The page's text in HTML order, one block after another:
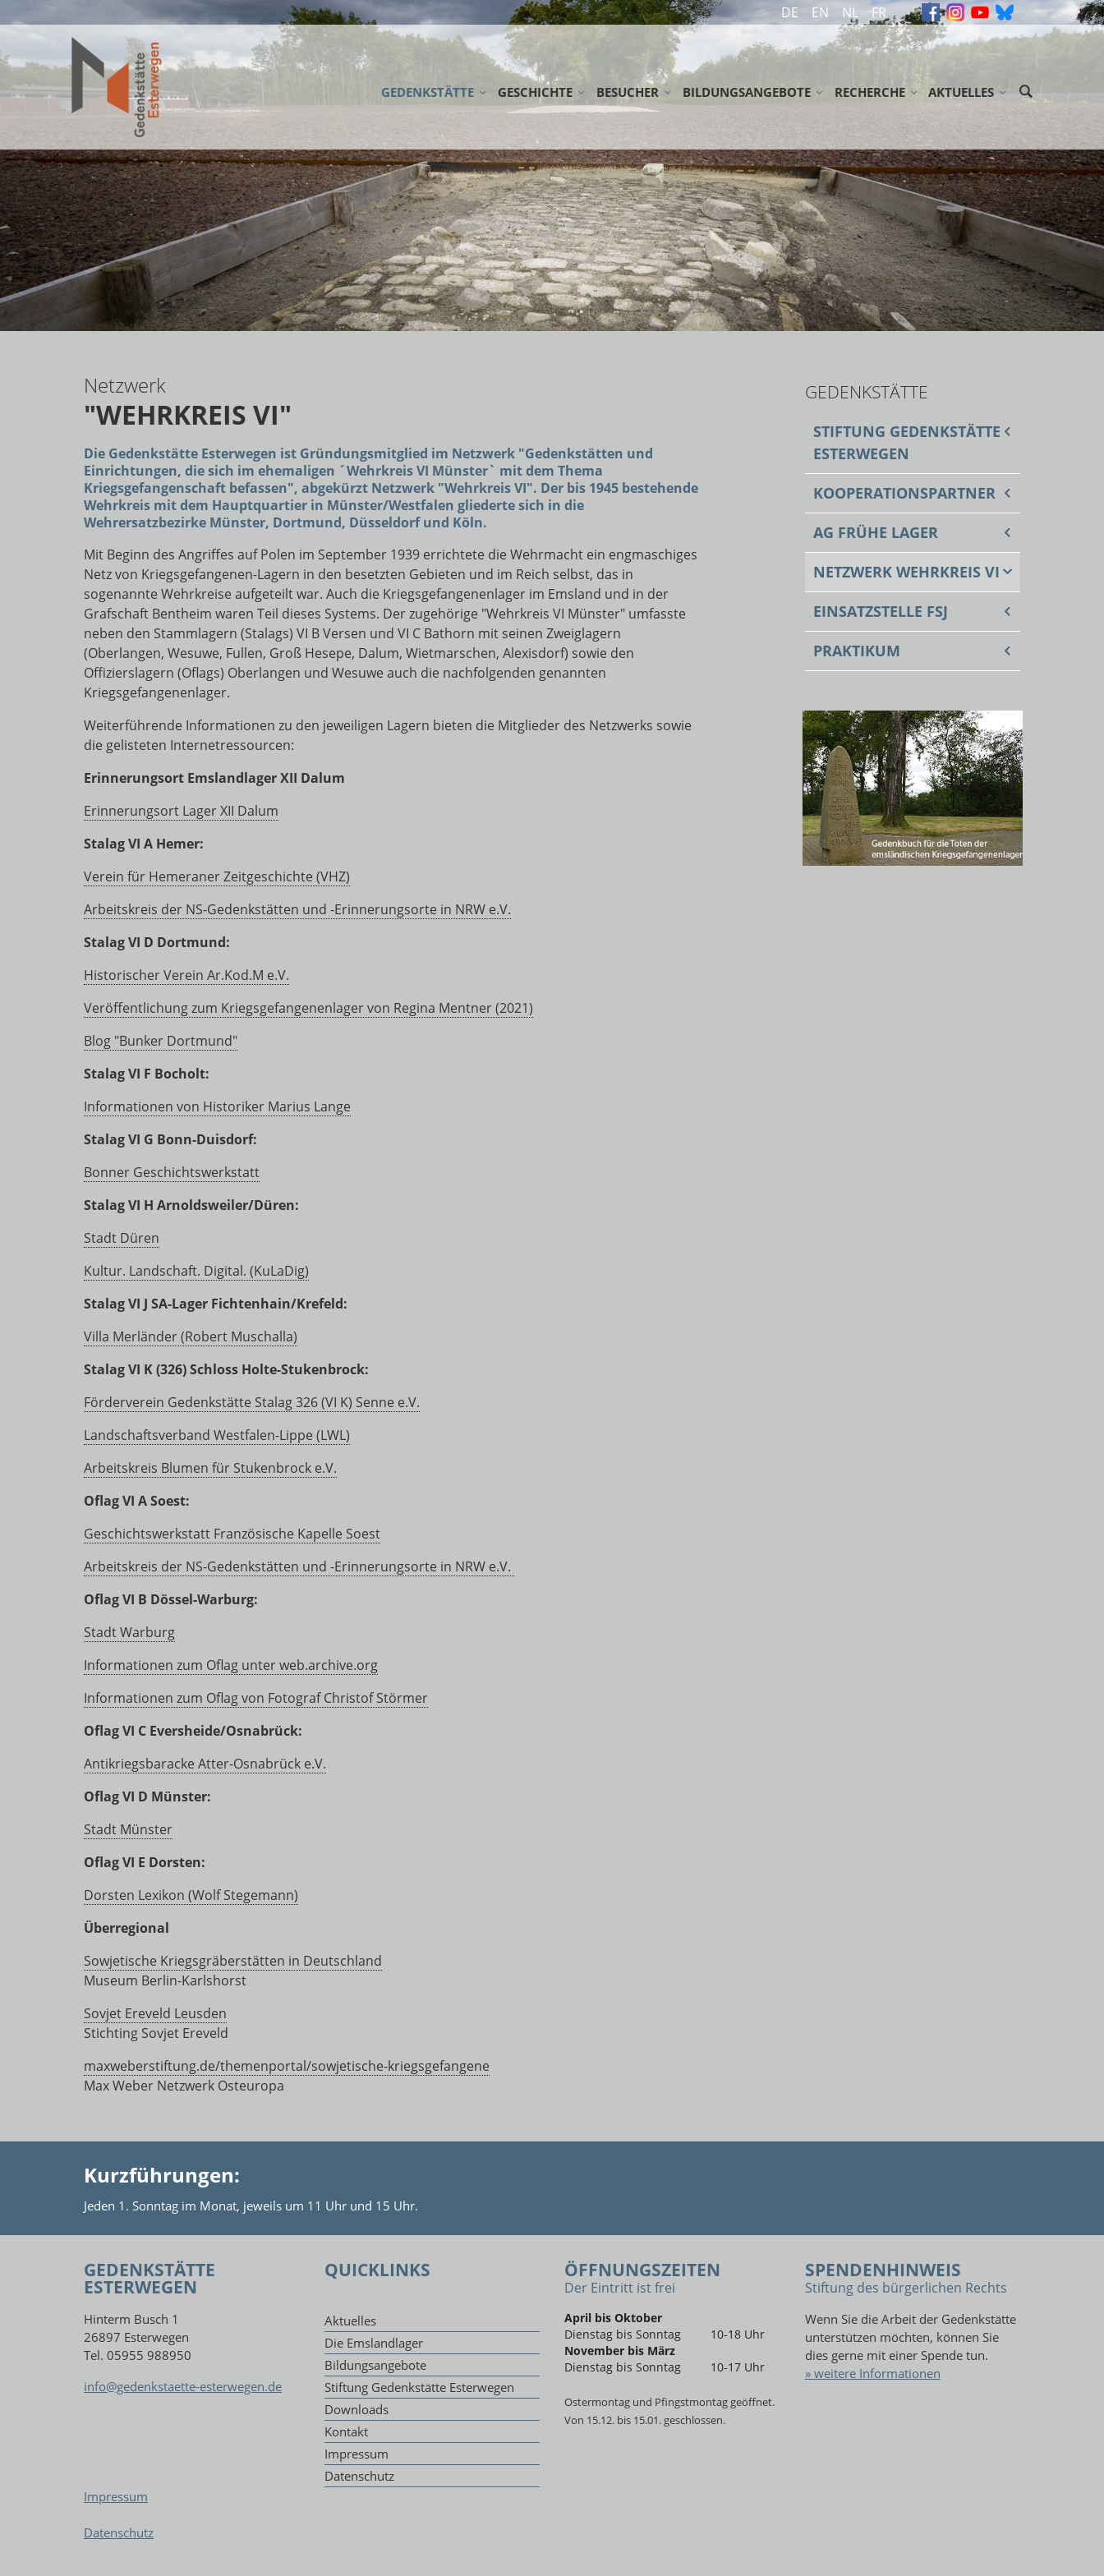
DE EN NL FR
GEDENKSTÄTTE
STIFTUNG GEDENKSTÄTTE ESTERWEGEN
KOOPERATIONSPARTNER
AG FRÜHE LAGER
NETZWERK WEHRKREIS VI
EINSATZSTELLE FSJ
PRAKTIKUM
GESCHICHTE
LAGER ESTERWEGEN
DIE EMSLANDLAGER
LAGERFRIEDHÖFE
BESUCHER
ANREISE
RUNDWEG
DOWNLOADS
ÖFFENTLICHE FÜHRUNGEN
SPENDEN
BILDUNGSANGEBOTE
SCHULKLASSEN / JUGENDGRUPPEN
ERWACHSENENGRUPPEN
FÖRDERMÖGLICHKEITEN/ ZUSCHÜSSE
NEDERLANDSE GROEPEN
WANDERAUSSTELLUNG 'ABGEURTEILT!'
RECHERCHE
GEDENKBÜCHER
BIBLIOTHEK
LITERATUR
AKTUELLES
MELDUNGEN
VERANSTALTUNGEN
NEWSLETTER
Netzwerk
"WEHRKREIS VI"
Die Gedenkstätte Esterwegen ist Gründungsmitglied im Netzwerk "Gedenkstätten und
Einrichtungen, die sich im ehemaligen ´Wehrkreis VI Münster` mit dem Thema
Kriegsgefangenschaft befassen", abgekürzt Netzwerk "Wehrkreis VI". Der bis 1945 bestehende
Wehrkreis mit dem Hauptquartier in Münster/Westfalen gliederte sich in die
Wehrersatzbezirke Münster, Dortmund, Düsseldorf und Köln.
Mit Beginn des Angriffes auf Polen im September 1939 errichtete die Wehrmacht ein engmaschiges
Netz von Kriegsgefangenen-Lagern in den besetzten Gebieten und im Reich selbst, das in
sogenannte Wehrkreise aufgeteilt war. Auch die Kriegsgefangenenlager im Emsland und in der
Grafschaft Bentheim waren Teil dieses Systems. Der zugehörige "Wehrkreis VI Münster" umfasste
neben den Stammlagern (Stalags) VI B Versen und VI C Bathorn mit seinen Zweiglagern
(Oberlangen, Wesuwe, Fullen, Groß Hesepe, Dalum, Wietmarschen, Alexisdorf) sowie den
Offizierslagern (Oflags) Oberlangen und Wesuwe auch die nachfolgenden genannten
Kriegsgefangenenlager.
Weiterführende Informationen zu den jeweiligen Lagern bieten die Mitglieder des Netzwerks sowie
die gelisteten Internetressourcen:
Erinnerungsort Emslandlager XII Dalum
Erinnerungsort Lager XII Dalum
Stalag VI A Hemer:
Verein für Hemeraner Zeitgeschichte (VHZ)
Arbeitskreis der NS-Gedenkstätten und -Erinnerungsorte in NRW e.V.
Stalag VI D Dortmund:
Historischer Verein Ar.Kod.M e.V.
Veröffentlichung zum Kriegsgefangenenlager von Regina Mentner (2021)
Blog "Bunker Dortmund"
Stalag VI F Bocholt:
Informationen von Historiker Marius Lange
Stalag VI G Bonn-Duisdorf:
Bonner Geschichtswerkstatt
Stalag VI H Arnoldsweiler/Düren:
Stadt Düren
Kultur. Landschaft. Digital. (KuLaDig)
Stalag VI J SA-Lager Fichtenhain/Krefeld:
Villa Merländer (Robert Muschalla)
Stalag VI K (326) Schloss Holte-Stukenbrock:
Förderverein Gedenkstätte Stalag 326 (VI K) Senne e.V.
Landschaftsverband Westfalen-Lippe (LWL)
Arbeitskreis Blumen für Stukenbrock e.V.
Oflag VI A Soest:
Geschichtswerkstatt Französische Kapelle Soest
Arbeitskreis der NS-Gedenkstätten und -Erinnerungsorte in NRW e.V.
Oflag VI B Dössel-Warburg:
Stadt Warburg
Informationen zum Oflag unter web.archive.org
Informationen zum Oflag von Fotograf Christof Störmer
Oflag VI C Eversheide/Osnabrück:
Antikriegsbaracke Atter-Osnabrück e.V.
Oflag VI D Münster:
Stadt Münster
Oflag VI E Dorsten:
Dorsten Lexikon (Wolf Stegemann)
Überregional
Sowjetische Kriegsgräberstätten in Deutschland
Museum Berlin-Karlshorst
Sovjet Ereveld Leusden
Stichting Sovjet Ereveld
maxweberstiftung.de/themenportal/sowjetische-kriegsgefangene
Max Weber Netzwerk Osteuropa
GEDENKSTÄTTE
STIFTUNG GEDENKSTÄTTE
ESTERWEGEN
KOOPERATIONSPARTNER
AG FRÜHE LAGER
NETZWERK WEHRKREIS VI
EINSATZSTELLE FSJ
PRAKTIKUM
Kurzführungen:
Jeden 1. Sonntag im Monat, jeweils um 11 Uhr und 15 Uhr.
GEDENKSTÄTTE
ESTERWEGEN
QUICKLINKS ÖFFNUNGSZEITEN
Der Eintritt ist frei
SPENDENHINWEIS
Stiftung des bürgerlichen Rechts
Hinterm Busch 1
26897 Esterwegen
Tel. 05955 988950
info@gedenkstaette-esterwegen.de
Aktuelles
Die Emslandlager
Bildungsangebote
Stiftung Gedenkstätte Esterwegen
Downloads
Kontakt
Impressum
Datenschutz
April bis Oktober
Dienstag bis Sonntag
10-18 Uhr
November bis März
Dienstag bis Sonntag
10-17 Uhr
Ostermontag und Pfingstmontag geöffnet.
Von 15.12. bis 15.01. geschlossen.
Wenn Sie die Arbeit der Gedenkstätte
unterstützen möchten, können Sie
dies gerne mit einer Spende tun.
» weitere Informationen
Impressum
Datenschutz